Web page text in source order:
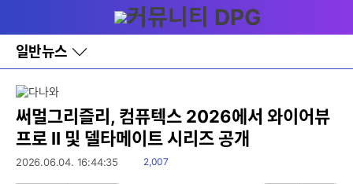
와
홈
일반뉴스
바
로
레
이
어
창
토
써멀그리즐리, 컴퓨텍스 2026에서 와이어뷰
프로 II 및 델타메이트 시리즈 공개
2026.06.04. 16:44:35
읽
2,007